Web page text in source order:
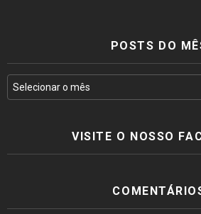
POSTS DO
VISITE O NOSSO